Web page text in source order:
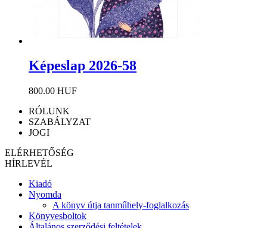
Képeslap 2026-58
800.00 HUF
RÓLUNK
SZABÁLYZAT
JOGI
ELÉRHETŐSÉG
HÍRLEVÉL
Kiadó
Nyomda
A könyv útja tanműhely-foglalkozás
Könyvesboltok